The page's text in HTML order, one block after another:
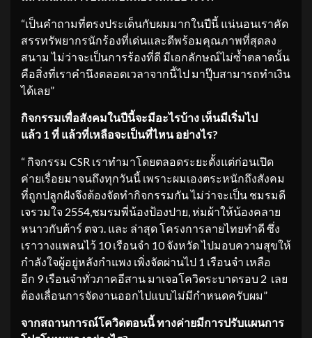
“เป็นคำถามที่ตรงประเด็นกับผมมากในปีนี้ แน่นอนเราคัด
สรรทรัพยากรนักร้องที่เด่นและดีพร้อมคุณภาพที่สุดลง
สนาม ไม่ว่าจะเป็นการร้องที่ดี มีเอกลักษณ์ไม่ซ้ำตลาดนั้น
คือสิ่งที่เราคำนึงตลอดเวลาจากนี้ไป มาปุ๊บสามารถทำเงิน
ได้เลย”
กิจกรรมเพื่อสังคมในปีนี้จะมีอะไรบ้าง เห็นมีเริ่มไป
แล้ว 1 ที่ แล้วที่เหลือจะเป็นที่ไหน อย่างไร?
“ กิจกรรม CSR เราทำมาโดยตลอดระยะตั้งแต่ก่อนเปิด
ค่ายเรื่อยมาจนถึงทุกวันนี้ เพราะผมเองตระหนักถึงสังคม
ที่ถูกปลูกฝังจึงต้องจัดทำกิจกรรมกัน ไม่ว่าจะเป็น ชมรมดี
เจรวมใจ 2554,ชมรมพี่น้องป้องปาย, ห่มผ้าให้น้องคลาย
หนาวกับต้าร์ ตจว. และ ล่าสุด โครงการลายไทยทำดี ซึ่ง
เราวางแพลนไว้ 10 เรือนจำ 10 จังหวัด ไปมอบความสุขให้
กำลังใจผู้อยู่หลังกำแพง เพิ่งจัดผ่านไป 1 เรือนจำ เหลือ
อีก 9 เรือนจำทั่วภาคอีสาน มาเจอโควิดระบาดรอบ 2 เลย
ต้องเลื่อนการจัดงานออกไปแบบไม่มีกำหนดครับผม”
จากสถานการณ์โควิดตอนนี้ ทางค่ายมีการปรับแผนการ